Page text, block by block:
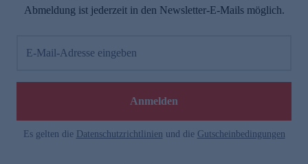
Abmeldung ist jederzeit in den Newsletter-E-Mails möglich.
E-Mail-Adresse eingeben
Anmelden
Es gelten die Datenschutzrichtlinien und die Gutscheinbedingungen